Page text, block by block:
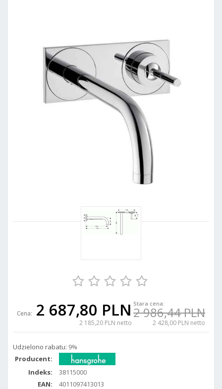
Cena: 2 687,80 PLN
2 185,20 PLN netto
Stara cena:
2 986,44 PLN
2 428,00 PLN netto
Udzielono rabatu: 9%
Producent:
Indeks:
38115000
EAN:
4011097413013